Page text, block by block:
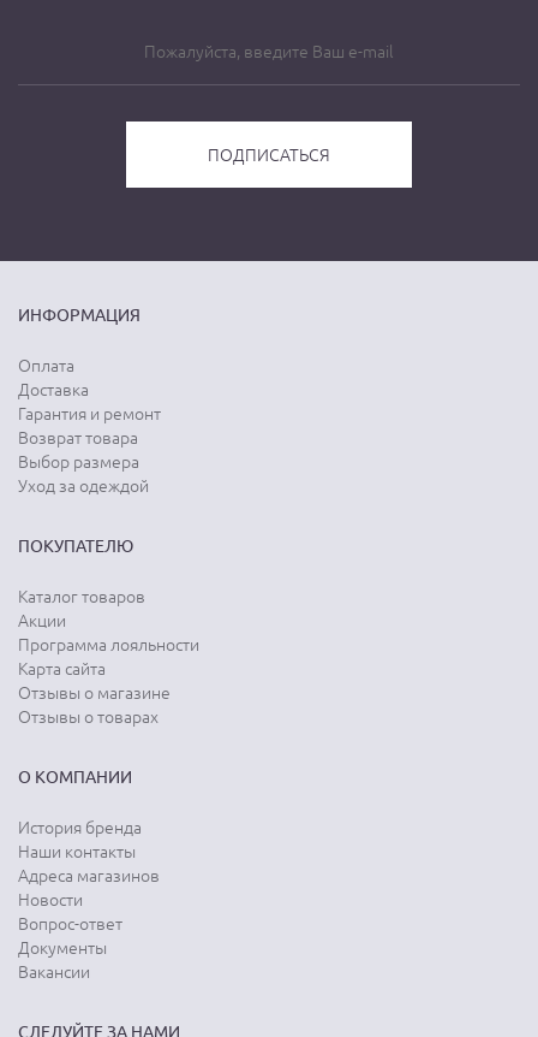
ИНФОРМАЦИЯ
Оплата
Доставка
Гарантия и ремонт
Возврат товара
Выбор размера
Уход за одеждой
ПОКУПАТЕЛЮ
Каталог товаров
Акции
Программа лояльности
Карта сайта
Отзывы о магазине
Отзывы о товарах
О КОМПАНИИ
История бренда
Наши контакты
Адреса магазинов
Новости
Вопрос-ответ
Документы
Вакансии
СЛЕДУЙТЕ ЗА НАМИ